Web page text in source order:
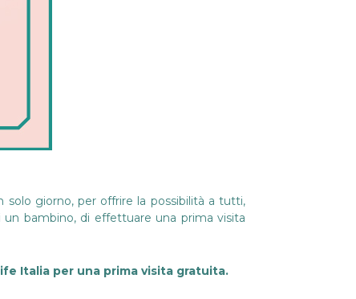
giorno, per offrire la possibilità a tutti,
bambino, di effettuare una prima visita
Italia per una prima visita gratuita.